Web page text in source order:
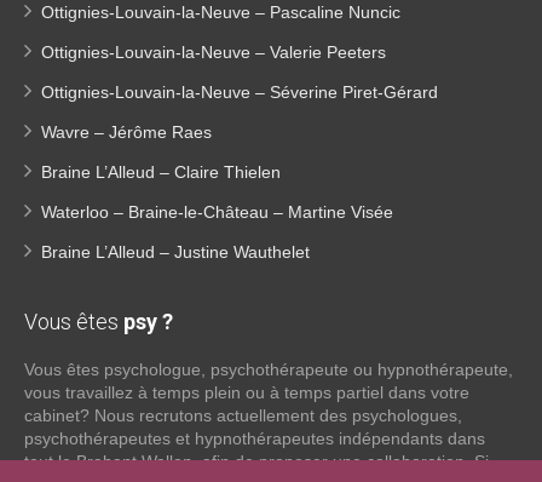
Ottignies-Louvain-la-Neuve – Pascaline Nuncic
Ottignies-Louvain-la-Neuve – Valerie Peeters
Ottignies-Louvain-la-Neuve – Séverine Piret-Gérard
Wavre – Jérôme Raes
Braine L’Alleud – Claire Thielen
Waterloo – Braine-le-Château – Martine Visée
Braine L’Alleud – Justine Wauthelet
Vous êtes psy ?
Vous êtes psychologue, psychothérapeute ou hypnothérapeute,
vous travaillez à temps plein ou à temps partiel dans votre
cabinet? Nous recrutons actuellement des psychologues,
psychothérapeutes et hypnothérapeutes indépendants dans
tout le Brabant Wallon, afin de proposer une collaboration. Si